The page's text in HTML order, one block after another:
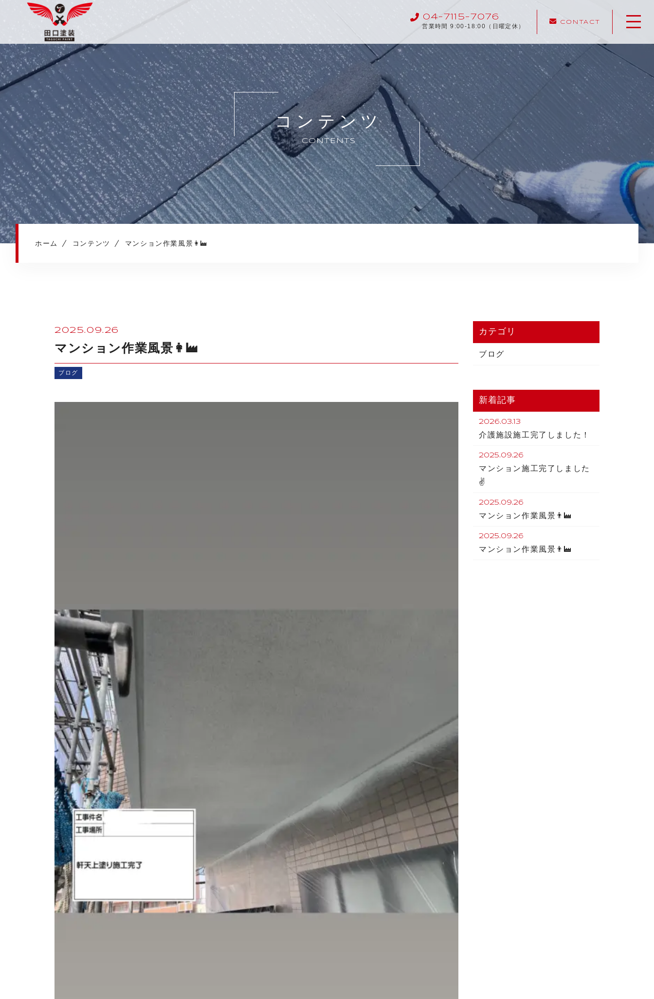
04-7115-7076
営業時間 9:00-18:00（日曜定休）
CONTACT
ホーム
当社について
施工メニュー
施工実績
施工の流れ
よくある質問
お知らせ
コンテンツ
プライバシーポリシー
コンテンツ
CONTENTS
ホーム コンテンツ マンション作業風景👩‍🏭
2025.09.26
マンション作業風景👩‍🏭
ブログ
カテゴリ
ブログ
新着記事
2026.03.13
介護施設施工完了しました！
2025.09.26
マンション施工完了しました
✌️
2025.09.26
マンション作業風景👨‍🏭
2025.09.26
マンション作業風景👨‍🏭